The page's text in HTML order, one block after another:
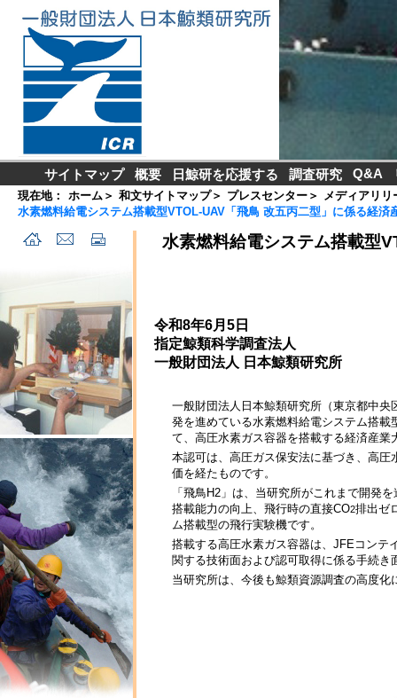
サイトマップ 概要 日鯨研を応援する 調査研究 Q&A
現在地： ホーム ＞ 和文サイトマップ＞ プレスセンター ＞ メディアリリ
水素燃料給電システム搭載型VTOL-UAV「飛鳥 改五丙二型」に係る経済
水素燃料給電システム搭載型
令和8年6月5日
指定鯨類科学調査法人
一般財団法人 日本鯨類研究所
一般財団法人日本鯨類研究所（東京都中
発を進めている水素燃料給電システム搭
て、高圧水素ガス容器を搭載する経済産業
本認可は、高圧ガス保安法に基づき、高
価を経たものです。
「飛鳥H2」は、当研究所がこれまで開発
搭載能力の向上、飛行時の直接CO2排出ゼ
ム搭載型の飛行実験機です。
搭載する高圧水素ガス容器は、JFEコンテ
関する技術面および認可取得に係る手続き
当研究所は、今後も鯨類資源調査の高度